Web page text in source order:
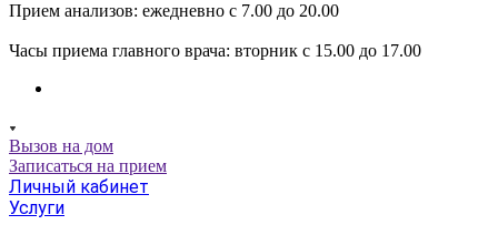
Прием анализов: ежедневно с 7.00 до 20.00
Часы приема главного врача: вторник с 15.00 до 17.00
Вызов на дом
Записаться на прием
Личный кабинет
Услуги